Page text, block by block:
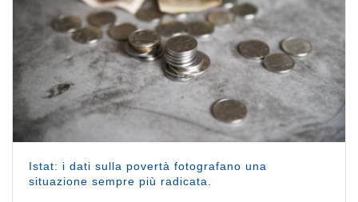
Istat: i dati sulla povertà fotografano una
situazione sempre più radicata.